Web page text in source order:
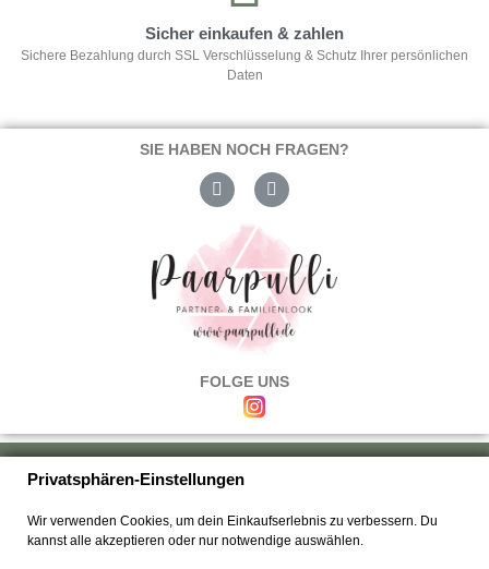
Sicher einkaufen & zahlen
Sichere Bezahlung durch SSL Verschlüsselung & Schutz Ihrer persönlichen
Daten
SIE HABEN NOCH FRAGEN?
FOLGE UNS
Über uns|Versand & Zahlung|Umtausch & Rückgabe
Kontakt
Privatsphären-Einstellungen
Wir verwenden Cookies, um dein Einkaufserlebnis zu verbessern. Du
kannst alle akzeptieren oder nur notwendige auswählen.